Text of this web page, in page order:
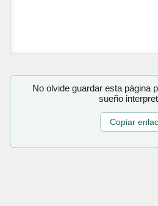
No olvide guardar esta página
sueño
Copiar